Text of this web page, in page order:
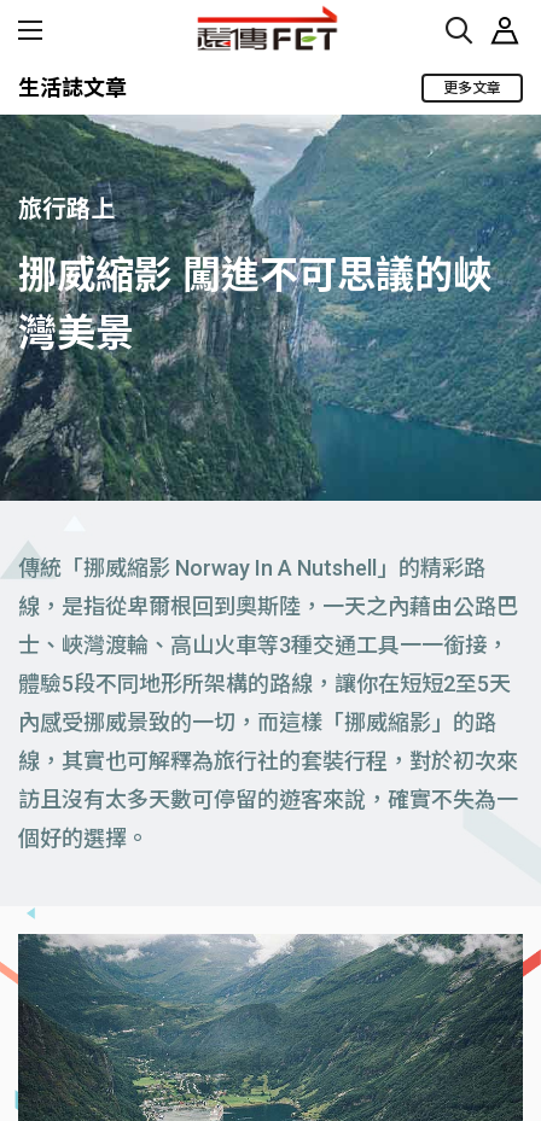
生活誌文章 更多文章
旅行路上
挪威縮影 闖進不可思議的峽
灣美景
傳統「挪威縮影 Norway In A Nutshell」的精彩路
線，是指從卑爾根回到奧斯陸，一天之內藉由公路巴
士、峽灣渡輪、高山火車等3種交通工具一一銜接，
體驗5段不同地形所架構的路線，讓你在短短2至5天
內感受挪威景致的一切，而這樣「挪威縮影」的路
線，其實也可解釋為旅行社的套裝行程，對於初次來
訪且沒有太多天數可停留的遊客來說，確實不失為一
個好的選擇。